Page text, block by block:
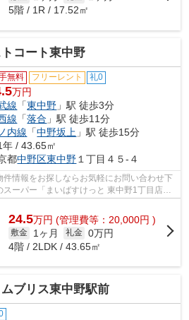
5階 / 1R / 17.52㎡
コート東中野
無料 フリーレント 礼0
万円
線 「東中野 」駅 徒歩3分
線 「落合 」駅 徒歩11分
内線 「中野坂上 」駅 徒歩15分
年 / 43.65㎡
都中野区東中野１丁目４５-４
件情報をお探しならお気軽にお問い合わせ下
ーパー「まいばすけっと 東中野1丁目店」
にはエ...
24.5万円 (管理費等：20,000円 )
敷金 1ヶ月 礼金 0万円
4階 / 2LDK / 43.65㎡
ブリス東中野駅前